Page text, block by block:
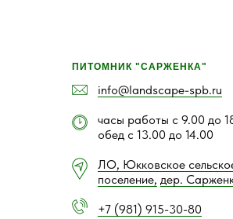
ПИТОМНИК "САРЖЕНКА"
info@landscape-spb.ru
часы работы с 9.00 до
обед с 13.00 до 14.00
ЛО, Юкковское
поселение, дер.
+7 (981) 915-30-80